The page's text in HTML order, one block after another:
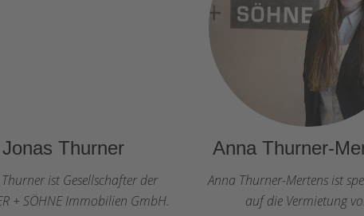
Jonas Thurner
Thurner ist Gesellschafter der
+ SÖHNE Immobilien GmbH.
Anna Thurner-
Anna Thurner-Mertens ist
auf die Vermietung